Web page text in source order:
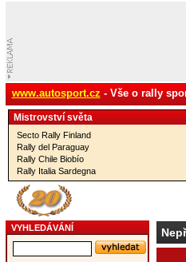
www.autosport.cz - Vše o rally
Mistrovství­ světa
Secto Rally Finland
Rally del Paraguay
Rally Chile Biobío
Rally Italia Sardegna
VYHLEDÁVÁNÍ